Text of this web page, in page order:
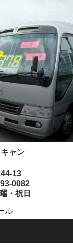
ャン
13
0082
・祝日
ル